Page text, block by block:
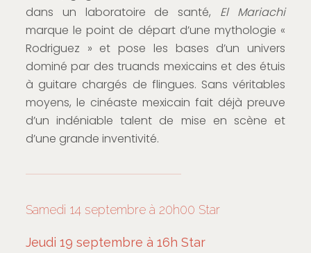
dans un laboratoire de santé, El Mariachi
marque le point de départ d’une mythologie «
Rodriguez » et pose les bases d’un univers
dominé par des truands mexicains et des étuis
à guitare chargés de flingues. Sans véritables
moyens, le cinéaste mexicain fait déjà preuve
d’un indéniable talent de mise en scène et
d’une grande inventivité.
Samedi 14 septembre à 20h00 Star
Jeudi 19 septembre à 16h Star